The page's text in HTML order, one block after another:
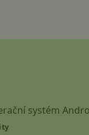
systém